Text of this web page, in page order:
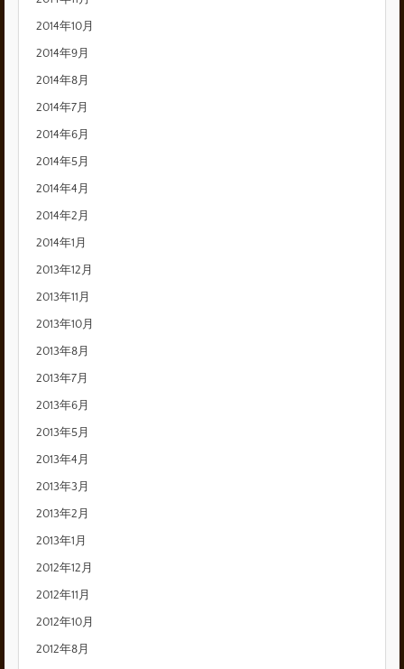
2014年10月
2014年9月
2014年8月
2014年7月
2014年6月
2014年5月
2014年4月
2014年2月
2014年1月
2013年12月
2013年11月
2013年10月
2013年8月
2013年7月
2013年6月
2013年5月
2013年4月
2013年3月
2013年2月
2013年1月
2012年12月
2012年11月
2012年10月
2012年8月